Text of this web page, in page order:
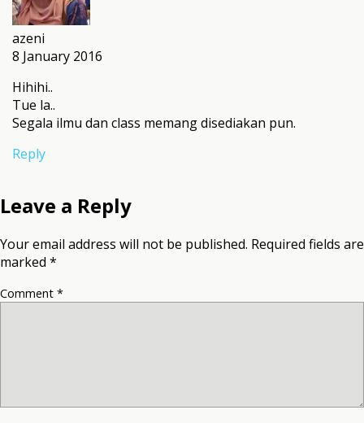
azeni
8 January 2016
Hihihi..
Tue la..
Segala ilmu dan class memang disediakan pun.
Reply
Leave a Reply
Your email address will not be published. Required fields are
marked *
Comment *